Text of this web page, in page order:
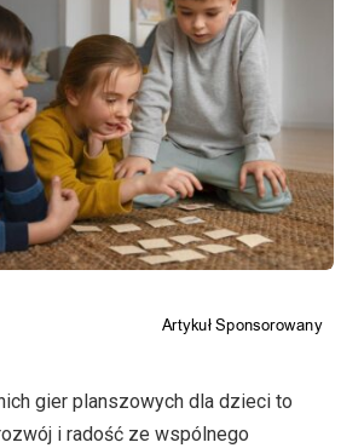
gier planszowych dla dzieci to
i radość ze wspólnego